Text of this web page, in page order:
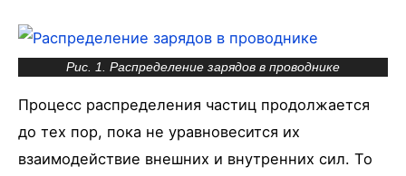
Рис. 1. Распределение зарядов в проводнике
Процесс распределения частиц продолжается
до тех пор, пока не уравновесится их
взаимодействие внешних и внутренних сил. То